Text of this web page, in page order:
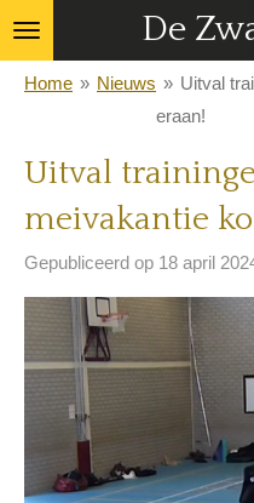
Ga
direct
naar
hoofdinhoud
De
Home » Nieuws » Uitval
eraan!
Uitval
meivakantie
Gepubliceerd op 18 april